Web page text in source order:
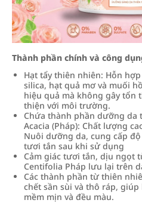
Thành phần chính và công
Hạt tẩy thiên nhiên: Hỗn
silica, hạt quả mơ và muối
hiệu quả mà không gây tổn
thiện với môi trường.
Chứa thành phần dưỡng
Acacia (Pháp): Chất lượng
Nuôi dưỡng da, cung cấp
tươi tắn sau khi sử dụng
Cảm giác tươi tắn, dịu ngọt
Centifolia Pháp lưu lại trên
Các thành phần từ thiên
chết sần sùi và thô ráp,
mềm mịn và đều màu.